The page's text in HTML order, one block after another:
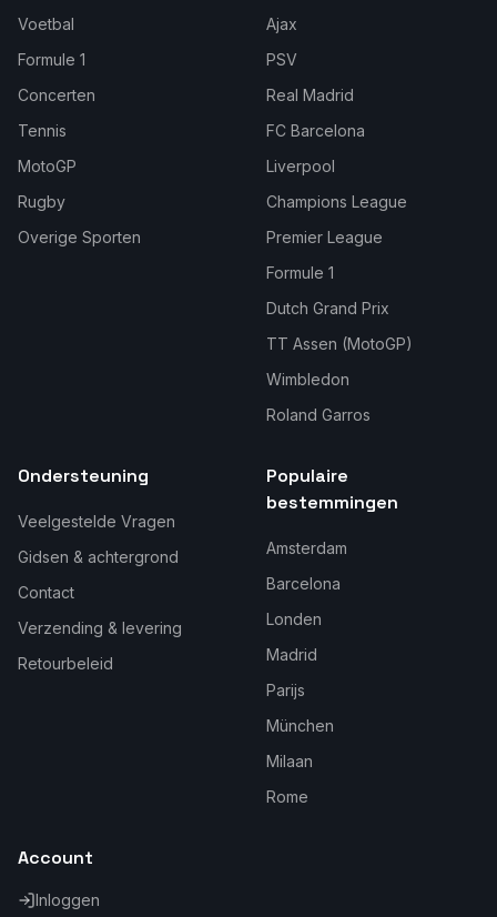
Voetbal
Formule 1
Concerten
Tennis
MotoGP
Rugby
Overige Sporten
Ajax
PSV
Real Madrid
FC Barcelona
Liverpool
Champions League
Premier League
Formule 1
Dutch Grand Prix
TT Assen (MotoGP)
Wimbledon
Roland Garros
Ondersteuning
Veelgestelde Vragen
Gidsen & achtergrond
Contact
Verzending & levering
Retourbeleid
Populaire
bestemmingen
Amsterdam
Barcelona
Londen
Madrid
Parijs
München
Milaan
Rome
Account
Inloggen